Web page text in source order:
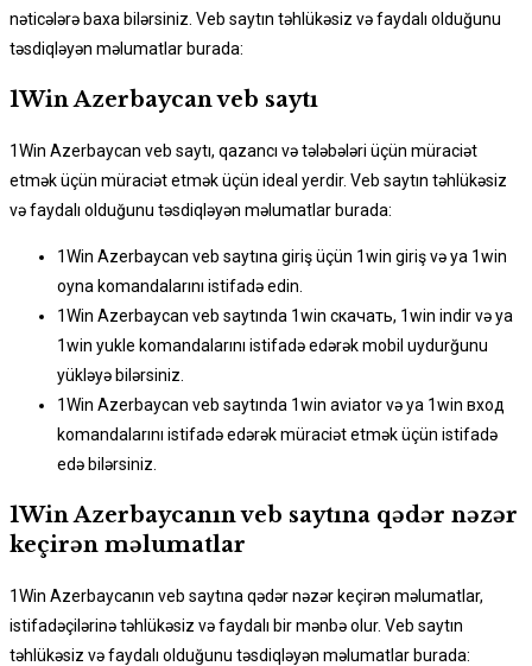
nəticələrə baxa bilərsiniz. Veb saytın təhlükəsiz və faydalı olduğunu
təsdiqləyən məlumatlar burada:
1Win Azerbaycan veb saytı
1Win Azerbaycan veb saytı, qazancı və tələbələri üçün müraciət
etmək üçün müraciət etmək üçün ideal yerdir. Veb saytın təhlükəsiz
və faydalı olduğunu təsdiqləyən məlumatlar burada:
1Win Azerbaycan veb saytına giriş üçün 1win giriş və ya 1win
oyna komandalarını istifadə edin.
1Win Azerbaycan veb saytında 1win скачать, 1win indir və ya
1win yukle komandalarını istifadə edərək mobil uydurğunu
yükləyə bilərsiniz.
1Win Azerbaycan veb saytında 1win aviator və ya 1win вход
komandalarını istifadə edərək müraciət etmək üçün istifadə
edə bilərsiniz.
1Win Azerbaycanın veb saytına qədər nəzər
keçirən məlumatlar
1Win Azerbaycanın veb saytına qədər nəzər keçirən məlumatlar,
istifadəçilərinə təhlükəsiz və faydalı bir mənbə olur. Veb saytın
təhlükəsiz və faydalı olduğunu təsdiqləyən məlumatlar burada: